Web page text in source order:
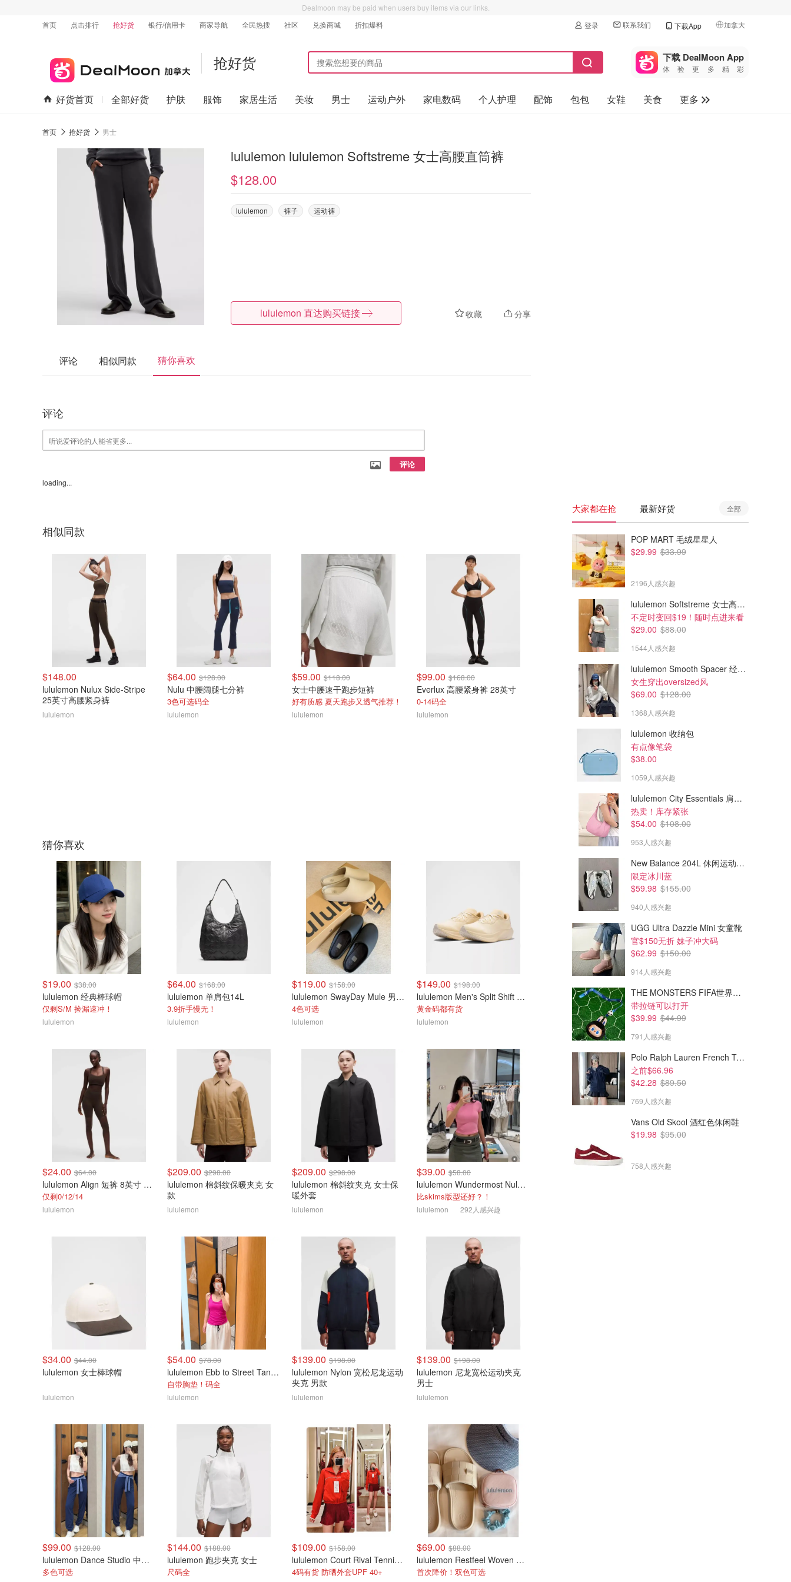
Dealmoon may be paid when users buy items via our links.
首页
点击排行 抢好货 银行/信用卡 商家导航 全民热搜 社区 兑换商城 折扣爆料 登录 联系我们 下载App 加拿大
🇺🇸
美国
🇨🇳中国
🇨🇦加拿大
抢好货 下载 DealMoon App
体验更多精彩
好货首页 全部好货 护肤 服饰 家居生活 美妆 男士 运动户外 家电数码 个人护理 配饰 包包 女鞋 美食
更多
首页 抢好货 男士
lululemon lululemon Softstreme 女士高腰直筒裤
$128.00
lululemon 裤子 运动裤
收藏 分享
lululemon 直达购买链接
评论 相似同款 猜你喜欢
评论
评论
loading...
相似同款
$148.00
lululemon Nulux Side-Stripe
25英寸高腰紧身裤
lululemon
$64.00 $128.00
Nulu 中腰阔腿七分裤
3色可选码全
lululemon
$59.00 $118.00
女士中腰速干跑步短裤
好有质感 夏天跑步又透气推荐！
lululemon
$99.00 $168.00
Everlux 高腰紧身裤 28英寸
0-14码全
lululemon
$198.00
SLNSH 女士厚毛圈裤
$99.00 $188.00
SLNSH 女士轻薄织物束脚裤
XXXS-S
lululemon
猜你喜欢
$19.00 $38.00
lululemon 经典棒球帽
仅剩S/M 捡漏速冲！
lululemon
$64.00 $168.00
lululemon 单肩包14L
3.9折手慢无！
lululemon
$119.00 $158.00
lululemon SwayDay Mule 男士凉拖鞋
4色可选
lululemon
$149.00 $198.00
lululemon Men's Split Shift 跑步鞋
黄金码都有货
lululemon
$24.00 $64.00
lululemon Align 短裤 8英寸 女士
仅剩0/12/14
lululemon
$209.00 $298.00
lululemon 棉斜纹保暖夹克 女
款
lululemon
$209.00 $298.00
lululemon 棉斜纹夹克 女士保
暖外套
lululemon
$39.00 $58.00
lululemon Wundermost Nulu 短款圆领T恤
比skims版型还好？！
lululemon 292人感兴趣
$34.00 $44.00
lululemon 女士棒球帽
lululemon
$54.00 $78.00
lululemon Ebb to Street Tank Top 女士轻支撑背心
自带胸垫！码全
lululemon
$139.00 $198.00
lululemon Nylon 宽松尼龙运动
夹克 男款
lululemon
$139.00 $198.00
lululemon 尼龙宽松运动夹克
男士
lululemon
$99.00 $128.00
lululemon Dance Studio 中腰长裤 女装常规款
多色可选
$144.00 $188.00
lululemon 跑步夹克 女士
尺码全
$109.00 $158.00
lululemon Court Rival Tennis 运动夹克 女士
4码有货 防晒外套UPF 40+
$69.00 $88.00
lululemon Restfeel Woven 编织一字拖
首次降价！双色可选
大家都在抢 最新好货 全部
POP MART 毛绒星星人
$29.99 $33.99
2196人感兴趣
lululemon Softstreme 女士高腰短裤 10cm
不定时变回$19！随时点进来看
$29.00 $88.00
1544人感兴趣
lululemon Smooth Spacer 经典卫衣
女生穿出oversized风
$69.00 $128.00
1368人感兴趣
lululemon 收纳包
有点像笔袋
$38.00
1059人感兴趣
lululemon City Essentials 肩背包 4L
热卖！库存紧张
$54.00 $108.00
953人感兴趣
New Balance 204L 休闲运动鞋 蓝银色
限定冰川蓝
$59.98 $155.00
940人感兴趣
UGG Ultra Dazzle Mini 女童靴
官$150无折 妹子冲大码
$62.99 $150.00
914人感兴趣
THE MONSTERS FIFA世界杯 耳机包
带拉链可以打开
$39.99 $44.99
791人感兴趣
Polo Ralph Lauren French Terry 女童连帽卫衣 7-16码
之前$66.96
$42.28 $89.50
769人感兴趣
Vans Old Skool 酒红色休闲鞋
$19.98 $95.00
758人感兴趣